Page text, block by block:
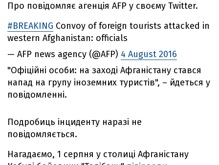
Про повідомляє агенція AFP у своєму Twitter.
#BREAKING Convoy of foreign tourists attacked in
western Afghanistan: officials
— AFP news agency (@AFP) 4 August 2016
"Офіційні особи: на заході Афганістану стався
напад на групу іноземних туристів", – йдеться у
повідомленні.
Подробиць інциденту наразі не
повідомляється.
Нагадаємо, 1 серпня у столиці Афганістану